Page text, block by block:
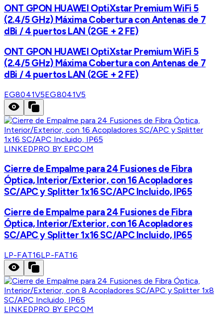
ONT GPON HUAWEI OptiXstar Premium WiFi 5
(2.4/5 GHz) Máxima Cobertura con Antenas de 7
dBi / 4 puertos LAN (2GE + 2 FE)
ONT GPON HUAWEI OptiXstar Premium WiFi 5
(2.4/5 GHz) Máxima Cobertura con Antenas de 7
dBi / 4 puertos LAN (2GE + 2 FE)
EG8041V5EG8041V5
LINKEDPRO BY EPCOM
Cierre de Empalme para 24 Fusiones de Fibra
Óptica, Interior/Exterior, con 16 Acopladores
SC/APC y Splitter 1x16 SC/APC Incluido, IP65
Cierre de Empalme para 24 Fusiones de Fibra
Óptica, Interior/Exterior, con 16 Acopladores
SC/APC y Splitter 1x16 SC/APC Incluido, IP65
LP-FAT16LP-FAT16
LINKEDPRO BY EPCOM